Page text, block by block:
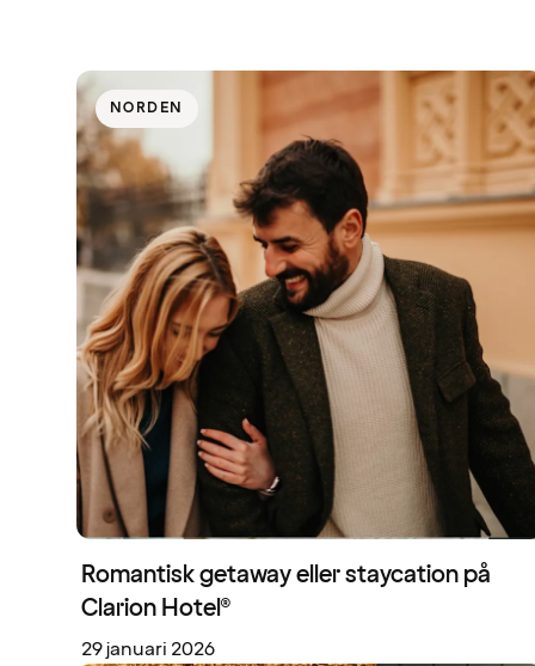
NORDEN
Romantisk getaway eller staycation på
Clarion Hotel®
29 januari 2026